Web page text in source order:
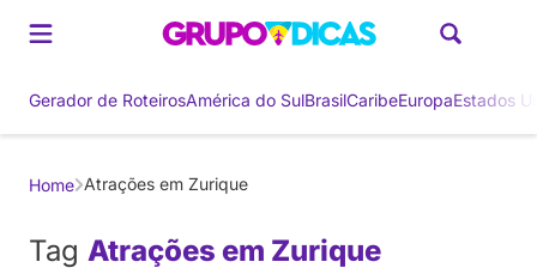
Gerador de RoteirosAmérica do SulBrasilCaribeEuropaEstados
Home Atrações em Zurique
Tag Atrações em Zurique